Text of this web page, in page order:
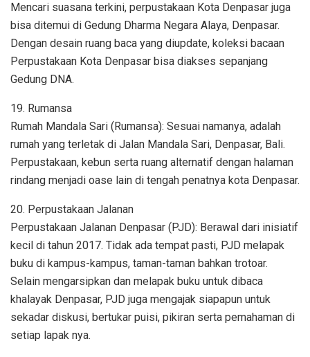
Mencari suasana terkini, perpustakaan Kota Denpasar juga
bisa ditemui di Gedung Dharma Negara Alaya, Denpasar.
Dengan desain ruang baca yang diupdate, koleksi bacaan
Perpustakaan Kota Denpasar bisa diakses sepanjang
Gedung DNA.
19. Rumansa
Rumah Mandala Sari (Rumansa): Sesuai namanya, adalah
rumah yang terletak di Jalan Mandala Sari, Denpasar, Bali.
Perpustakaan, kebun serta ruang alternatif dengan halaman
rindang menjadi oase lain di tengah penatnya kota Denpasar.
20. Perpustakaan Jalanan
Perpustakaan Jalanan Denpasar (PJD): Berawal dari inisiatif
kecil di tahun 2017. Tidak ada tempat pasti, PJD melapak
buku di kampus-kampus, taman-taman bahkan trotoar.
Selain mengarsipkan dan melapak buku untuk dibaca
khalayak Denpasar, PJD juga mengajak siapapun untuk
sekadar diskusi, bertukar puisi, pikiran serta pemahaman di
setiap lapak nya.